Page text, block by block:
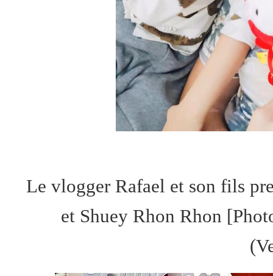
Le vlogger Rafael et son fils
et Shuey Rhon Rhon